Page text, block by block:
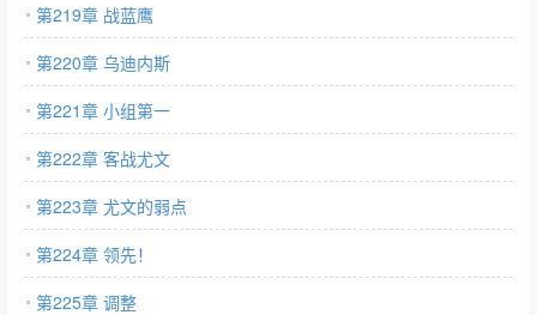
第219章 战蓝鹰
第220章 乌迪内斯
第221章 小组第一
第222章 客战尤文
第223章 尤文的弱点
第224章 领先！
第225章 调整